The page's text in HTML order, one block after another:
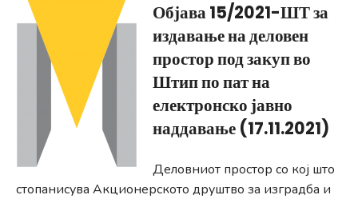
Објава 15/2021-ШТ за
издавање на деловен
простор под закуп во
Штип по пат на
електронско јавно
наддавање (17.11.2021)
Деловниот простор со кој што
стопанисува Акционерското друштво за изградба и